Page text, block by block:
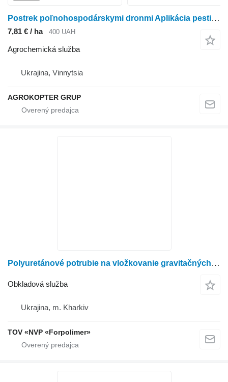
Postrek poľnohospodárskymi dronmi Aplikácia pesticídov dronmi Prenájom postrekovačov
7,81 € / ha 400 UAH
Agrochemická služba
Ukrajina, Vinnytsia
AGROKOPTER GRUP
Polyuretánové potrubie na vložkovanie gravitačných potrubí
Obkladová služba
Ukrajina, m. Kharkiv
TOV «NVP «Forpolimer»